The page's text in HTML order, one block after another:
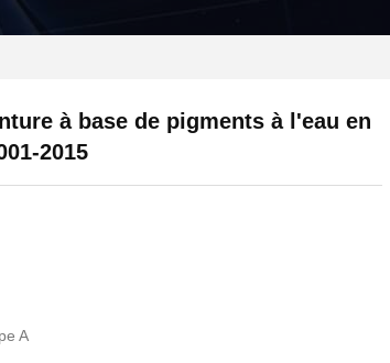
à base de pigments à l'eau en
2015
A